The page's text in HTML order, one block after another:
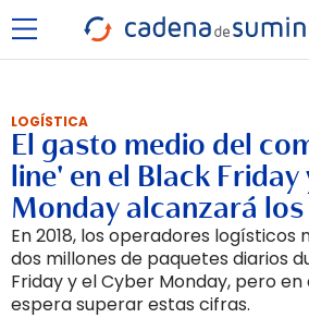
LOGÍSTICA
El gasto medio del
line' en el Black Friday
Monday alcanzará
En 2018, los operadores logísticos
dos millones de paquetes diarios
Friday y el Cyber Monday, pero
espera superar estas cifras.